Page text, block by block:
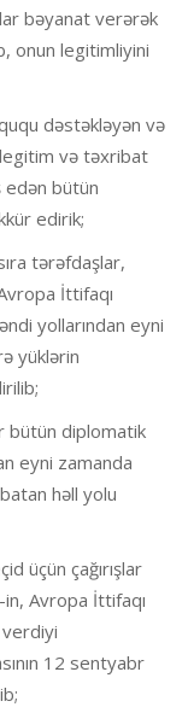
bəyanat verərək
onun legitimliyini
dəstəkləyən və
və təxribat
edən bütün
edirik;
tərəfdaşlar,
İttifaqı
yollarından eyni
yüklərin
bütün diplomatik
eyni zamanda
həll yolu
üçün çağırışlar
Avropa İttifaqı
verdiyi
12 sentyabr